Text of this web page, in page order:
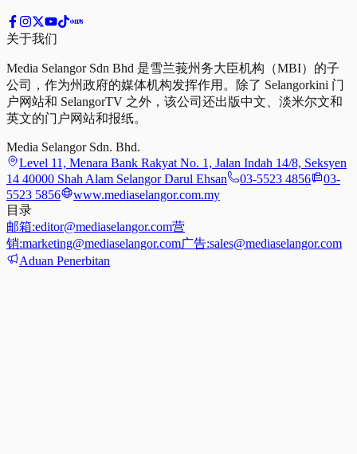
关于我们
Media Selangor Sdn Bhd 是雪兰莪州务大臣机构（MBI）的子
公司，作为州政府的媒体机构发挥作用。除了 Selangorkini 门
户网站和 SelangorTV 之外，该公司还出版中文、淡米尔文和
英文的门户网站和报纸。
Media Selangor Sdn. Bhd.
Level 11, Menara Bank Rakyat No. 1, Jalan Indah 14/8, Seksyen
14 40000 Shah Alam Selangor Darul Ehsan
03-5523 4856
03-
5523 5856
www.mediaselangor.com.my
目录
邮箱:editor@mediaselangor.com营
销:marketing@mediaselangor.com广告:sales@mediaselangor.com
Aduan Penerbitan